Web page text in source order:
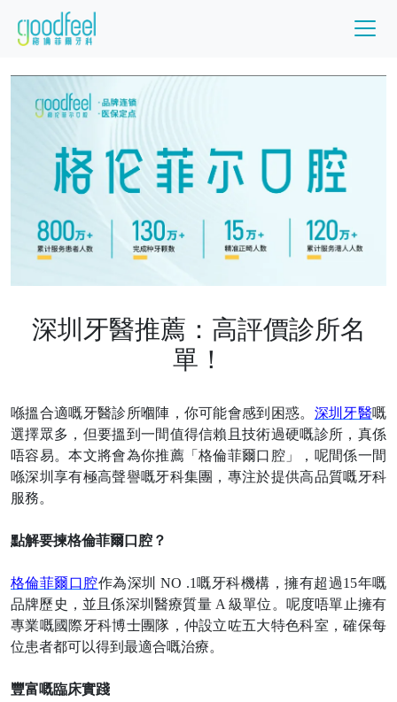
深圳牙醫推薦：高評價診所名
單！
喺搵合適嘅牙醫診所嗰陣，你可能會感到困惑。 深圳牙醫嘅
選擇眾多，但要搵到一間值得信賴且技術過硬嘅診所，真係
唔容易。本文將會為你推薦「格倫菲爾口腔」，呢間係一間
喺深圳享有極高聲譽嘅牙科集團，專注於提供高品質嘅牙科
服務。
點解要揀格倫菲爾口腔？
格倫菲爾口腔作為深圳
NO .1嘅牙科機構，擁有超過15年嘅
品牌歷史，並且係深圳醫療質量 A 級單位。呢度唔單止擁有
專業嘅國際牙科博士團隊，仲設立咗五大特色科室，確保每
位患者都可以得到最適合嘅治療。
豐富嘅臨床實踐